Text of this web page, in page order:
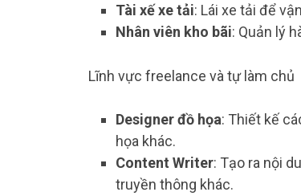
Tài xế xe tải: Lái xe tải để
Nhân viên kho bãi: Quản lý
Lĩnh vực freelance và tự làm chủ
Designer đồ họa: Thiết kế
họa khác.
Content Writer: Tạo ra nội
truyền thông khác.